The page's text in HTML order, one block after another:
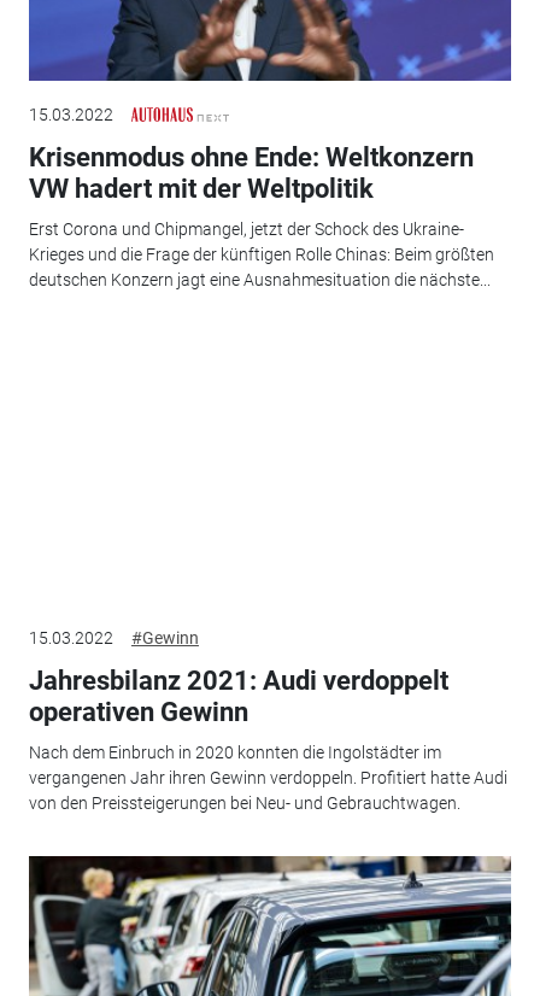
15.03.2022
Krisenmodus ohne Ende: Weltkonzern
VW hadert mit der Weltpolitik
Erst Corona und Chipmangel, jetzt der Schock des Ukraine-
Krieges und die Frage der künftigen Rolle Chinas: Beim größten
deutschen Konzern jagt eine Ausnahmesituation die nächste...
15.03.2022 #Gewinn
Jahresbilanz 2021: Audi verdoppelt
operativen Gewinn
Nach dem Einbruch in 2020 konnten die Ingolstädter im
vergangenen Jahr ihren Gewinn verdoppeln. Profitiert hatte Audi
von den Preissteigerungen bei Neu- und Gebrauchtwagen.